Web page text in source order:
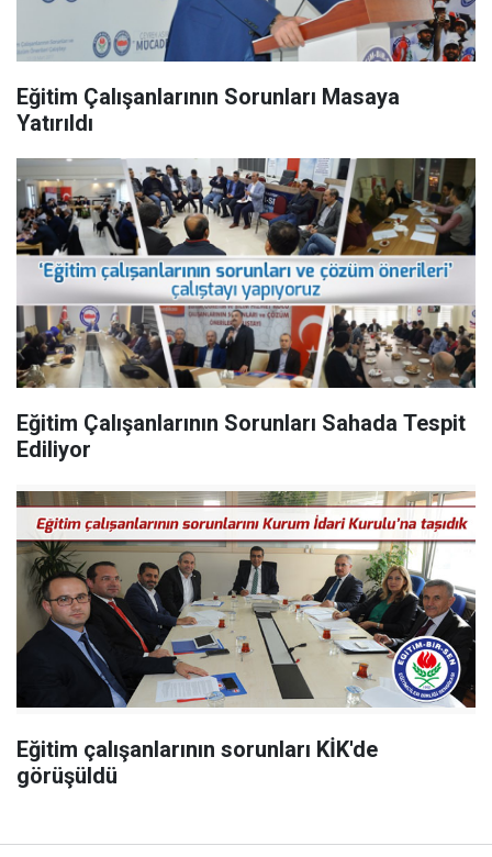
Eğitim Çalışanlarının Sorunları Masaya
Yatırıldı
Eğitim Çalışanlarının Sorunları Sahada Tespit
Ediliyor
Eğitim çalışanlarının sorunları KİK'de
görüşüldü